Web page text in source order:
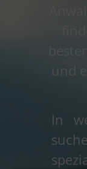
und
In